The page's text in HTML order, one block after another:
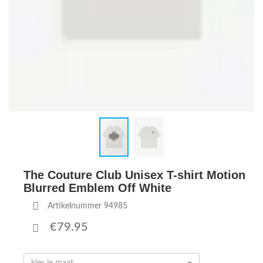
The Couture Club Unisex T-shirt Motion
Blurred Emblem Off White
Artikelnummer 94985
€79.95